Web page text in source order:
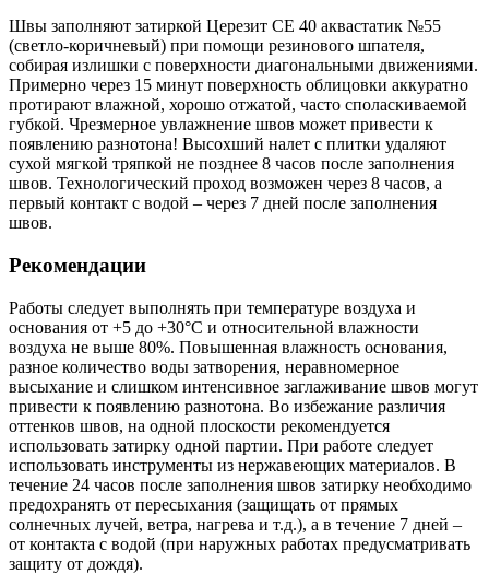
Швы заполняют затиркой Церезит CE 40 аквастатик №55
(светло-коричневый) при помощи резинового шпателя,
собирая излишки с поверхности диагональными движениями.
Примерно через 15 минут поверхность облицовки аккуратно
протирают влажной, хорошо отжатой, часто споласкиваемой
губкой. Чрезмерное увлажнение швов может привести к
появлению разнотона! Высохший налет с плитки удаляют
сухой мягкой тряпкой не позднее 8 часов после заполнения
швов. Технологический проход возможен через 8 часов, а
первый контакт с водой – через 7 дней после заполнения
швов.
Рекомендации
Работы следует выполнять при температуре воздуха и
основания от +5 до +30°C и относительной влажности
воздуха не выше 80%. Повышенная влажность основания,
разное количество воды затворения, неравномерное
высыхание и слишком интенсивное заглаживание швов могут
привести к появлению разнотона. Во избежание различия
оттенков швов, на одной плоскости рекомендуется
использовать затирку одной партии. При работе следует
использовать инструменты из нержавеющих материалов. В
течение 24 часов после заполнения швов затирку необходимо
предохранять от пересыхания (защищать от прямых
солнечных лучей, ветра, нагрева и т.д.), а в течение 7 дней –
от контакта с водой (при наружных работах предусматривать
защиту от дождя).